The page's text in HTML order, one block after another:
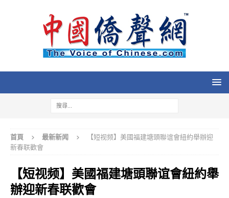
首頁 最新新闻
【短视频】美國福建塘頭聯谊會紐約舉辦迎
新春联歡會
【短视频】美國福建塘頭聯谊會紐約舉
辦迎新春联歡會